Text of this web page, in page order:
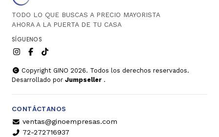
TODO LO QUE BUSCAS A PRECIO MAYORISTA
AHORA A LA PUERTA DE TU CASA
SÍGUENOS
Copyright GINO 2026. Todos los derechos reservados.
Desarrollado por Jumpseller .
CONTÁCTANOS
ventas@ginoempresas.com
72-272716937